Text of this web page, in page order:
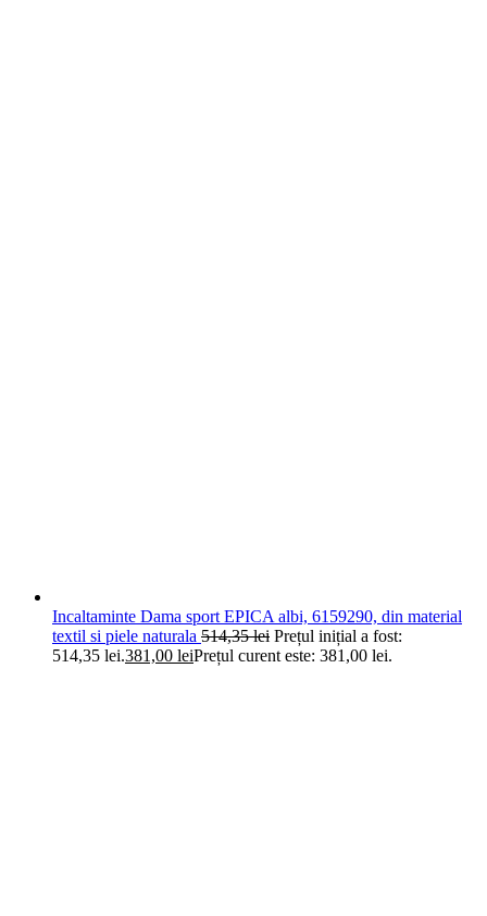
Incaltaminte Dama sport EPICA albi, 6159290, din material
textil si piele naturala 514,35lei Prețul inițial a fost:
514,35 lei.381,00 leiPrețul curent este: 381,00 lei.